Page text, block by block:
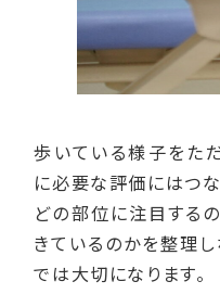
歩いている様子をた
に必要な評価にはつな
どの部位に注目する
きているのかを整理
では大切になります。